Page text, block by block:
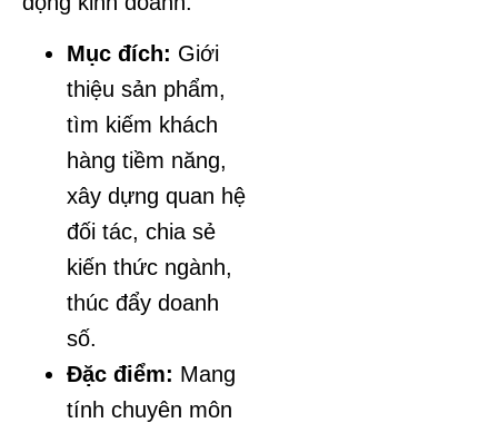
Mục đích: Giới
thiệu sản phẩm,
tìm kiếm khách
hàng tiềm năng,
xây dựng quan hệ
đối tác, chia sẻ
kiến thức ngành,
thúc đẩy doanh
số.
Đặc điểm: Mang
tính chuyên môn